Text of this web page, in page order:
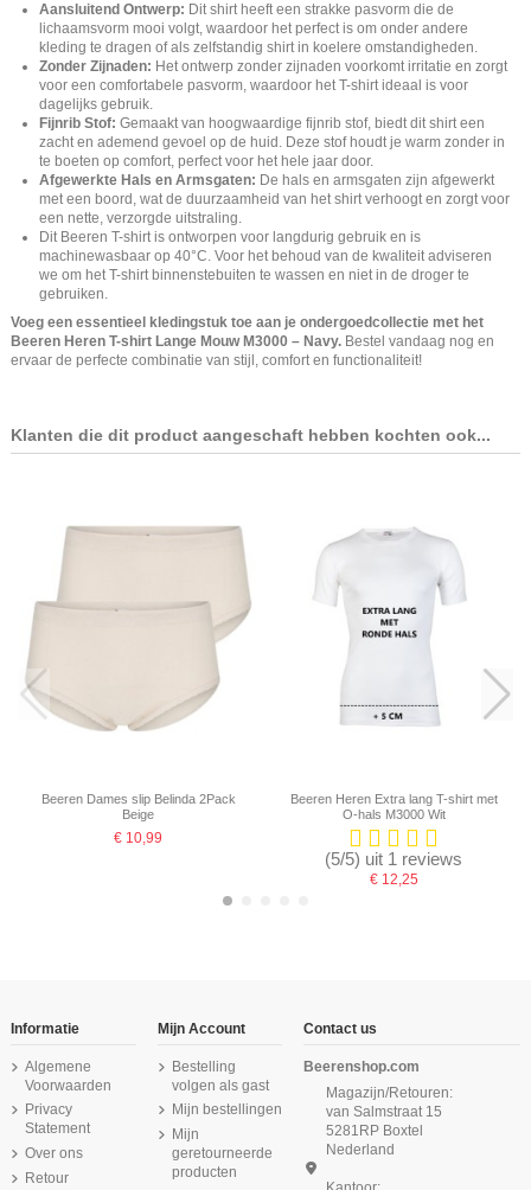
Aansluitend Ontwerp: Dit shirt heeft een strakke pasvorm die de
lichaamsvorm mooi volgt, waardoor het perfect is om onder andere
kleding te dragen of als zelfstandig shirt in koelere omstandigheden.
Zonder Zijnaden: Het ontwerp zonder zijnaden voorkomt irritatie en zorgt
voor een comfortabele pasvorm, waardoor het T-shirt ideaal is voor
dagelijks gebruik.
Fijnrib Stof: Gemaakt van hoogwaardige fijnrib stof, biedt dit shirt een
zacht en ademend gevoel op de huid. Deze stof houdt je warm zonder in
te boeten op comfort, perfect voor het hele jaar door.
Afgewerkte Hals en Armsgaten: De hals en armsgaten zijn afgewerkt
met een boord, wat de duurzaamheid van het shirt verhoogt en zorgt voor
een nette, verzorgde uitstraling.
Dit Beeren T-shirt is ontworpen voor langdurig gebruik en is
machinewasbaar op 40°C. Voor het behoud van de kwaliteit adviseren
we om het T-shirt binnenstebuiten te wassen en niet in de droger te
gebruiken.
Voeg een essentieel kledingstuk toe aan je ondergoedcollectie met het
Beeren Heren T-shirt Lange Mouw M3000 – Navy. Bestel vandaag nog en
ervaar de perfecte combinatie van stijl, comfort en functionaliteit!
Klanten die dit product aangeschaft hebben kochten ook...
Beeren Dames slip Belinda 2Pack
Beige
€ 10,99
Beeren Heren Extra lang T-shirt met
O-hals M3000 Wit
(5/5) uit 1 reviews
€ 12,25
Informatie
Algemene
Voorwaarden
Privacy
Statement
Over ons
Retour
Mijn Account
Bestelling
volgen als gast
Mijn bestellingen
Mijn
geretourneerde
producten
Contact us
Beerenshop.com
Magazijn/Retouren:
van Salmstraat 15
5281RP Boxtel
Nederland